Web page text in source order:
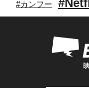
#カンフー